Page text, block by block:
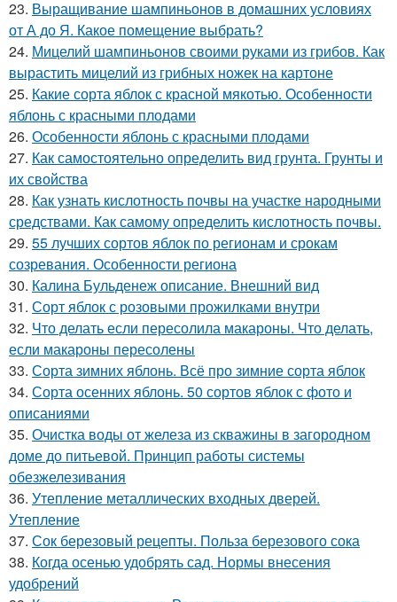
23. Выращивание шампиньонов в домашних условиях
от А до Я. Какое помещение выбрать?
24. Мицелий шампиньонов своими руками из грибов. Как
вырастить мицелий из грибных ножек на картоне
25. Какие сорта яблок с красной мякотью. Особенности
яблонь с красными плодами
26. Особенности яблонь с красными плодами
27. Как самостоятельно определить вид грунта. Грунты и
их свойства
28. Как узнать кислотность почвы на участке народными
средствами. Как самому определить кислотность почвы.
29. 55 лучших сортов яблок по регионам и срокам
созревания. Особенности региона
30. Калина Бульденеж описание. Внешний вид
31. Сорт яблок с розовыми прожилками внутри
32. Что делать если пересолила макароны. Что делать,
если макароны пересолены
33. Сорта зимних яблонь. Всё про зимние сорта яблок
34. Сорта осенних яблонь. 50 сортов яблок с фото и
описаниями
35. Очистка воды от железа из скважины в загородном
доме до питьевой. Принцип работы системы
обезжелезивания
36. Утепление металлических входных дверей.
Утепление
37. Сок березовый рецепты. Польза березового сока
38. Когда осенью удобрять сад. Нормы внесения
удобрений